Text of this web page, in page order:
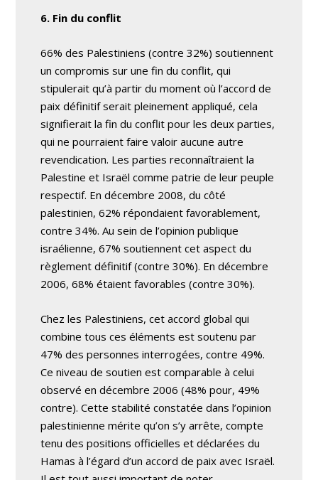
6. Fin du conflit
66% des Palestiniens (contre 32%) soutiennent
un compromis sur une fin du conflit, qui
stipulerait qu’à partir du moment où l’accord de
paix définitif serait pleinement appliqué, cela
signifierait la fin du conflit pour les deux parties,
qui ne pourraient faire valoir aucune autre
revendication. Les parties reconnaîtraient la
Palestine et Israël comme patrie de leur peuple
respectif. En décembre 2008, du côté
palestinien, 62% répondaient favorablement,
contre 34%. Au sein de l’opinion publique
israélienne, 67% soutiennent cet aspect du
règlement définitif (contre 30%). En décembre
2006, 68% étaient favorables (contre 30%).
Chez les Palestiniens, cet accord global qui
combine tous ces éléments est soutenu par
47% des personnes interrogées, contre 49%.
Ce niveau de soutien est comparable à celui
observé en décembre 2006 (48% pour, 49%
contre). Cette stabilité constatée dans l’opinion
palestinienne mérite qu’on s’y arrête, compte
tenu des positions officielles et déclarées du
Hamas à l’égard d’un accord de paix avec Israël.